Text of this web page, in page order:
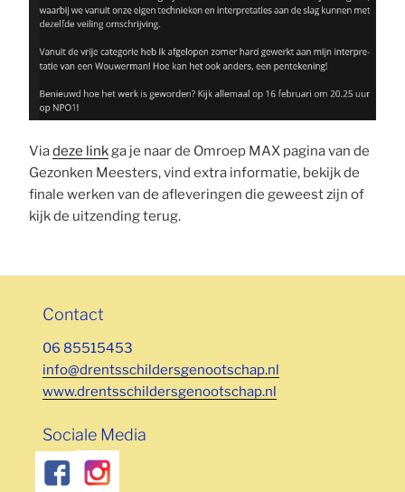
Viadeze linkga je naar de Omroep MAX pagina van de
Gezonken Meesters, vind extra informatie, bekijk de
finale werken van de afleveringen die geweest zijn of
kijk de uitzending terug.
Contact
06 85515453
info@drentsschildersgenootschap.nl
www.drentsschildersgenootschap.nl
Sociale Media